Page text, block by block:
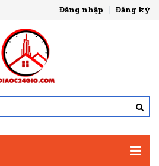
Đăng nhập Đăng ký